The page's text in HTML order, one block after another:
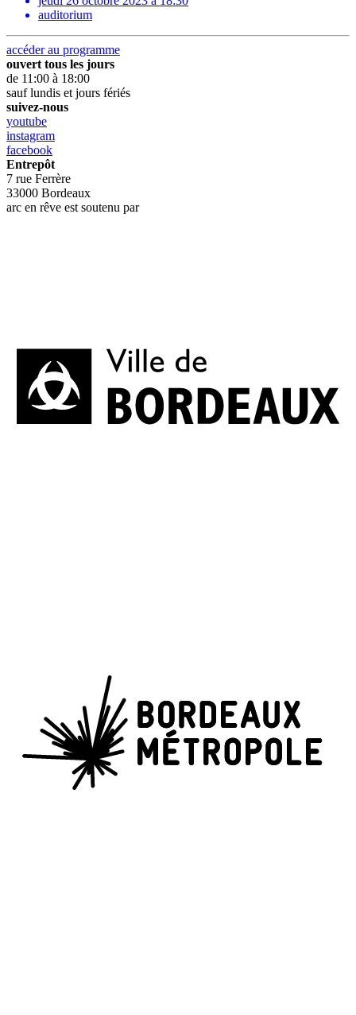
auditorium
accéder au programme
ouvert tous les jours
de 11:00 à 18:00
sauf lundis et jours fériés
suivez-nous
youtube
instagram
facebook
Entrepôt
7 rue Ferrère
33000 Bordeaux
arc en rêve est soutenu par